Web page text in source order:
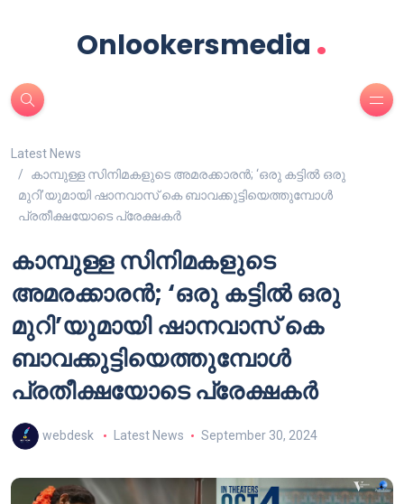
Onlookersmedia .
Latest News
കാമ്പുള്ള സിനിമകളുടെ അമരക്കാരൻ; ‘ഒരു കട്ടിൽ ഒരു
മുറി’യുമായി ഷാനവാസ് കെ ബാവക്കുട്ടിയെത്തുമ്പോൾ
പ്രതീക്ഷയോടെ പ്രേക്ഷകർ
കാമ്പുള്ള സിനിമകളുടെ
അമരക്കാരൻ; ‘ഒരു കട്ടിൽ ഒരു
മുറി’യുമായി ഷാനവാസ് കെ
ബാവക്കുട്ടിയെത്തുമ്പോൾ
പ്രതീക്ഷയോടെ പ്രേക്ഷകർ
webdesk Latest News September 30, 2024